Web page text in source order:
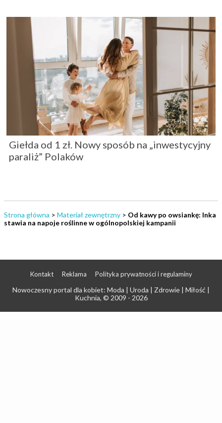
Giełda od 1 zł. Nowy sposób na „inwestycyjny
paraliż” Polaków
Strona główna > Materiał zewnętrzny > Od kawy po owsiankę: Inka
stawia na napoje roślinne w ogólnopolskiej kampanii
Kontakt Reklama Polityka prywatności i regulaminy
Nowoczesny portal dla kobiet: Moda | Uroda | Zdrowie | Miłość |
Kuchnia, © 2009 - 2026